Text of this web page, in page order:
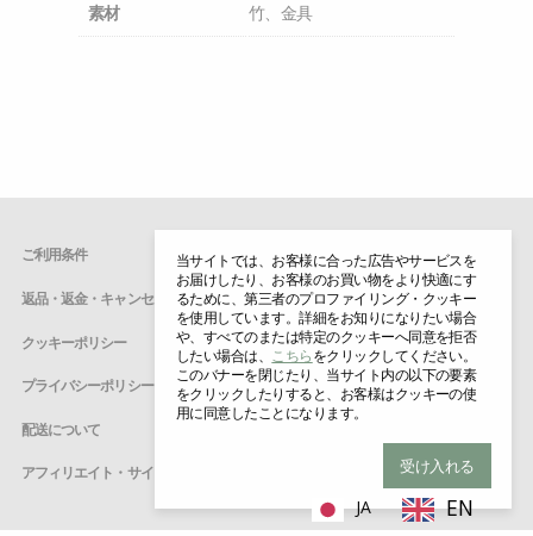
素材 竹、金具
当サイトでは、お客様に合った広告やサービスを
お届けしたり、お客様のお買い物をより快適にす
るために、第三者のプロファイリング・クッキー
を使用しています。詳細をお知りになりたい場合
や、すべてのまたは特定のクッキーへ同意を拒否
したい場合は、
こちら をクリックしてください。
このバナーを閉じたり、当サイト内の以下の要素
をクリックしたりすると、お客様はクッキーの使
用に同意したことになります。
受け入れる
ご利用条件
返品・返金・キャンセルについて
クッキーポリシー
プライバシーポリシー
配送について
アフィリエイト・サインアップ
JA EN